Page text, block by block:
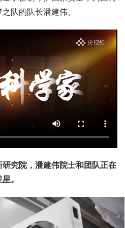
队的队长潘建伟。
究院，潘建伟院士和团队正在
。